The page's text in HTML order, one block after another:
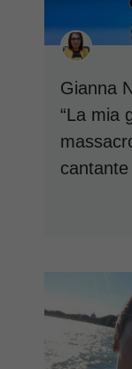
Gianna
“La mia
cantante